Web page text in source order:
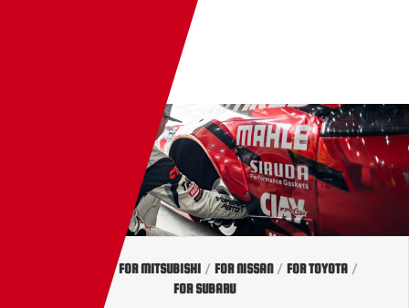
FOR MITSUBISHI / FOR NISSAN / FOR TOYOTA /
FOR SUBARU